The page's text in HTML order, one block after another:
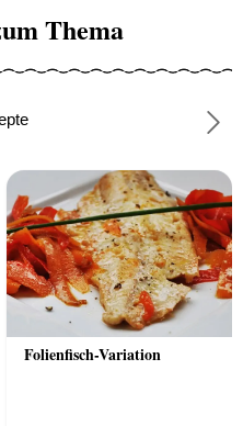
Thema
Folienfisch-Variation